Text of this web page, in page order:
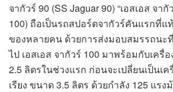
จากัวร์ 90 (SS Jaguar 90) “เอสเอส จากั
100) ถือเป็นรถสปอร์ตจากัวร์คันแรกที่แ
ของหลายคน ด้วยการส่งมอบสมรรถนะ
ไป เอสเอส จากัวร์ 100 มาพร้อมกับเครื่
2.5 ลิตรในช่วงแรก ก่อนจะเปลี่ยนเป็นเ
เรียง ขนาด 3.5 ลิตร ด้วยกำลัง 125 แร